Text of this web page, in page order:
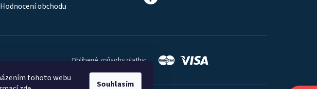
tohoto webu
Souhlasím
Hodnocení obchodu
Oblíbené způsoby platby: